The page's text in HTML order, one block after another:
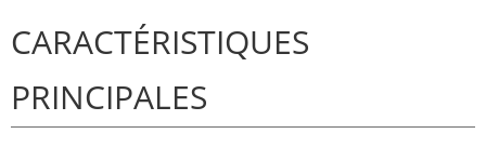
CARACTÉRISTIQUES
PRINCIPALES